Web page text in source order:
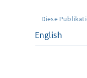
Diese